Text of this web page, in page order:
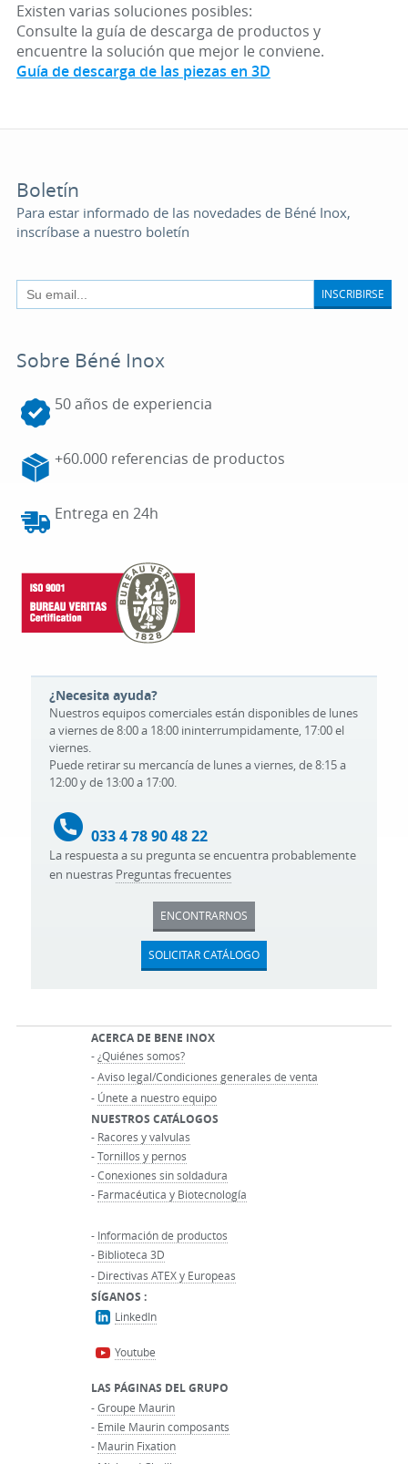
Existen varias soluciones posibles:
Consulte la guía de descarga de productos y
encuentre la solución que mejor le conviene.
Guía de descarga de las piezas en 3D
Boletín
Para estar informado de las novedades de Béné Inox,
inscríbase a nuestro boletín
INSCRIBIRSE
Sobre Béné Inox
50 años de experiencia
+60.000 referencias de productos
Entrega en 24h
¿Necesita ayuda?
Nuestros equipos comerciales están disponibles de lunes
a viernes de 8:00 a 18:00 ininterrumpidamente, 17:00 el
viernes.
Puede retirar su mercancía de lunes a viernes, de 8:15 a
12:00 y de 13:00 a 17:00.
033 4 78 90 48 22
La respuesta a su pregunta se encuentra probablemente
en nuestras Preguntas frecuentes
ENCONTRARNOS
SOLICITAR CATÁLOGO
ACERCA DE BENE INOX
-¿Quiénes somos?
-Aviso legal/Condiciones generales de venta
- Únete a nuestro equipo
NUESTROS CATÁLOGOS
- Racores y valvulas
-Tornillos y pernos
-Conexiones sin soldadura
- Farmacéutica y Biotecnología
- Información de productos
- Biblioteca 3D
- Directivas ATEX y Europeas
SÍGANOS :
LinkedIn
Youtube
LAS PÁGINAS DEL GRUPO
-Groupe Maurin
- Emile Maurin composants
- Maurin Fixation